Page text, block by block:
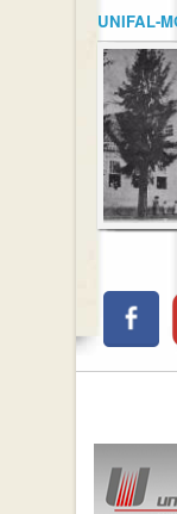
UNIFAL-